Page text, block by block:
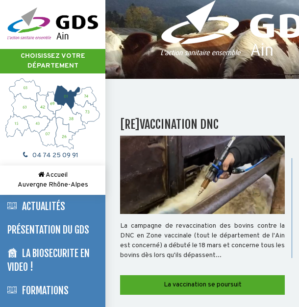
CHOISISSEZ VOTRE
DÉPARTEMENT
04 74 25 09 91
Accueil
Auvergne Rhône-Alpes
ACTUALITÉS
PRÉSENTATION DU GDS
LA BIOSECURITE EN
VIDEO !
FORMATIONS
[RE]VACCINATION DNC
La campagne de revaccination des bovins contre la
DNC en Zone vaccinale (tout le département de l'Ain
est concerné) a débuté le 18 mars et concerne tous les
bovins dès lors qu'ils dépassent...
La vaccination se poursuit